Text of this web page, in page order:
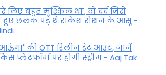
लिए बहुत मुश्किल था', वो दर्द जिसे
हुए छलक पड़े थे राकेश रोशन के आंसू -
की OTT रिलीज डेट आउट, जानें
प्लेटफॉर्म पर होगी स्ट्रीम - Aaj Tak